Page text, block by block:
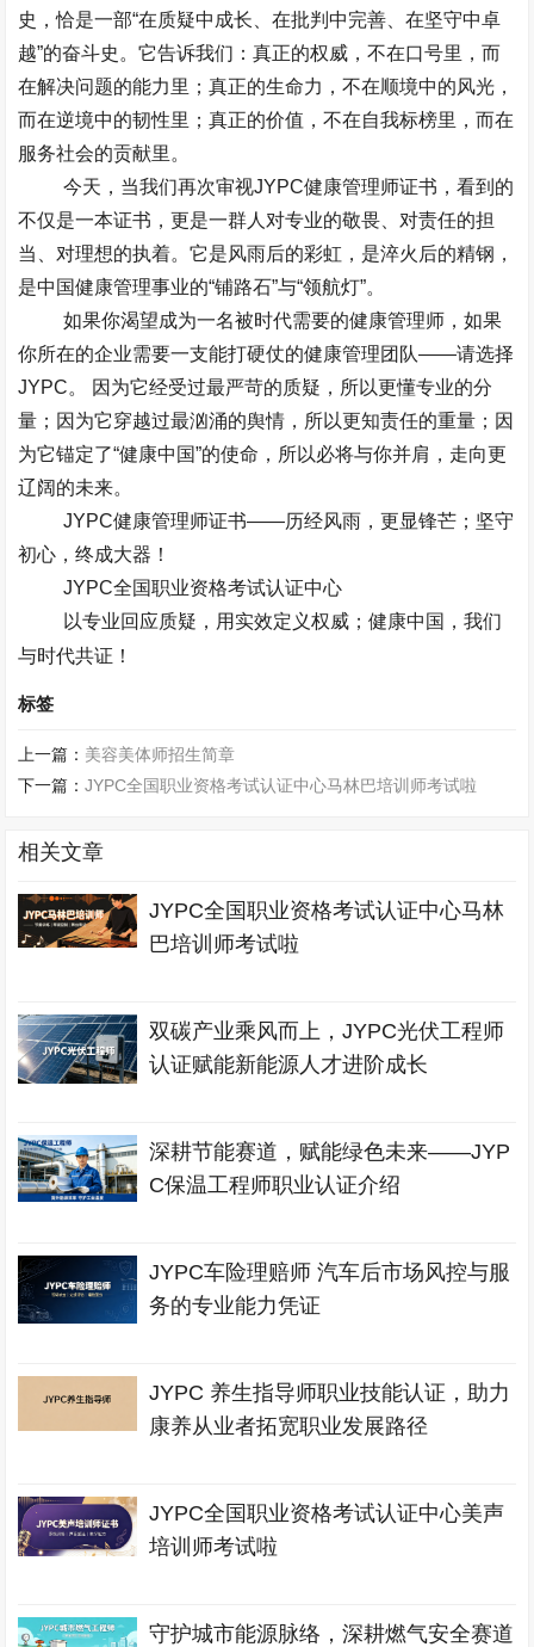
史，恰是一部“在质疑中成长、在批判中完善、在坚守中卓
越”的奋斗史。它告诉我们：真正的权威，不在口号里，而
在解决问题的能力里；真正的生命力，不在顺境中的风光，
而在逆境中的韧性里；真正的价值，不在自我标榜里，而在
服务社会的贡献里。
今天，当我们再次审视JYPC健康管理师证书，看到的
不仅是一本证书，更是一群人对专业的敬畏、对责任的担
当、对理想的执着。它是风雨后的彩虹，是淬火后的精钢，
是中国健康管理事业的“铺路石”与“领航灯”。
如果你渴望成为一名被时代需要的健康管理师，如果
你所在的企业需要一支能打硬仗的健康管理团队——请选择
JYPC。​ 因为它经受过最严苛的质疑，所以更懂专业的分
量；因为它穿越过最汹涌的舆情，所以更知责任的重量；因
为它锚定了“健康中国”的使命，所以必将与你并肩，走向更
辽阔的未来。
JYPC健康管理师证书——历经风雨，更显锋芒；坚守
初心，终成大器！​
JYPC全国职业资格考试认证中心
以专业回应质疑，用实效定义权威；健康中国，我们
与时代共证！
标签
上一篇： 美容美体师招生简章
下一篇：JYPC全国职业资格考试认证中心马林巴培训师考试啦
相关文章
JYPC全国职业资格考试认证中心马林
巴培训师考试啦
双碳产业乘风而上，JYPC光伏工程师
认证赋能新能源人才进阶成长
深耕节能赛道，赋能绿色未来——JYP
C保温工程师职业认证介绍
JYPC车险理赔师 汽车后市场风控与服
务的专业能力凭证
JYPC 养生指导师职业技能认证，助力
康养从业者拓宽职业发展路径
JYPC全国职业资格考试认证中心美声
培训师考试啦
守护城市能源脉络，深耕燃气安全赛道